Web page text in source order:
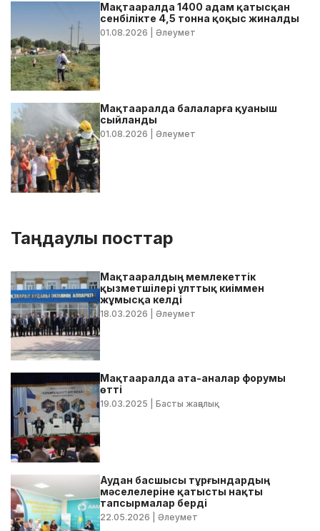
Мақтааралда 1400 адам қатысқан
сенбілікте 4,5 тонна қоқыс жиналды
01.08.2026 | Әлеумет
Мақтааралда балаларға қуаныш
сыйланды
01.08.2026 | Әлеумет
Таңдаулы посттар
Мақтааралдың мемлекеттік
қызметшілері ұлттық киіммен
жұмысқа келді
18.03.2026 | Әлеумет
Мақтааралда ата-аналар форумы
өтті
19.03.2025 | Басты жаңалық
Аудан басшысы тұрғындардың
мәселелеріне қатысты нақты
тапсырмалар берді
22.05.2026 | Әлеумет